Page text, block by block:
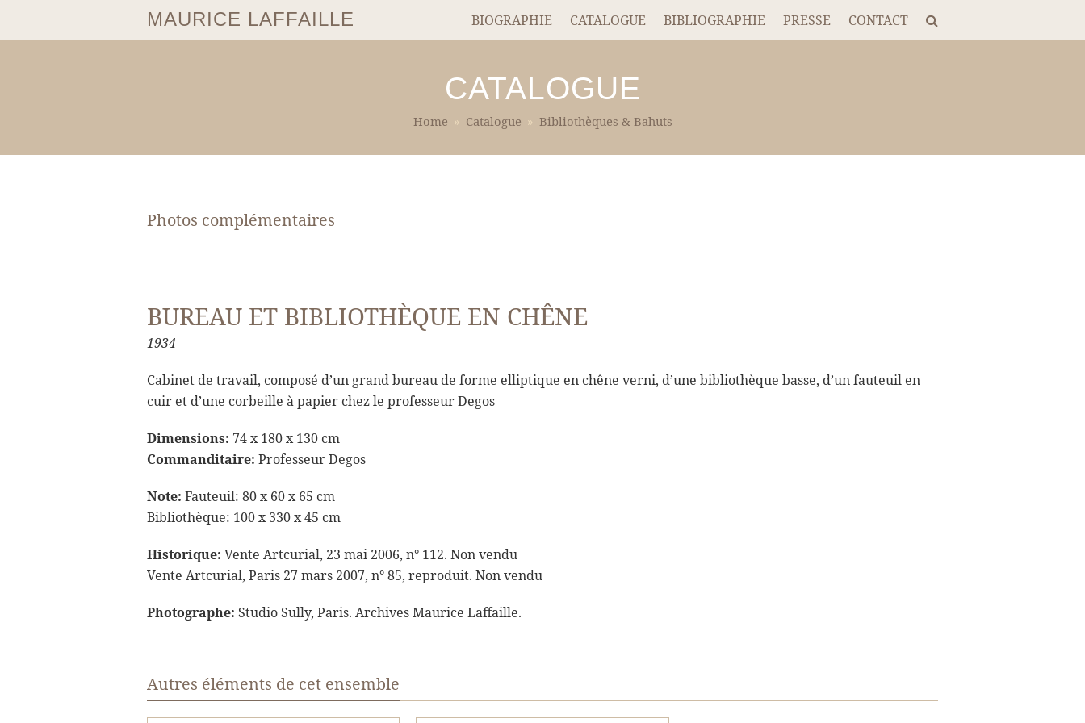
MAURICE LAFFAILLE BIOGRAPHIE CATALOGUE BIBLIOGRAPHIE PRESSE CONTACT
CATALOGUE
Home » Catalogue » Bibliothèques & Bahuts
Photos complémentaires
BUREAU ET BIBLIOTHÈQUE EN CHÊNE
1934
Cabinet de travail, composé d’un grand bureau de forme elliptique en chêne verni, d’une bibliothèque basse, d’un fauteuil en
cuir et d’une corbeille à papier chez le professeur Degos
Dimensions: 74 x 180 x 130 cm
Commanditaire: Professeur Degos
Note: Fauteuil: 80 x 60 x 65 cm
Bibliothèque: 100 x 330 x 45 cm
Historique: Vente Artcurial, 23 mai 2006, n° 112. Non vendu
Vente Artcurial, Paris 27 mars 2007, n° 85, reproduit. Non vendu
Photographe: Studio Sully, Paris. Archives Maurice Laffaille.
Autres éléments de cet ensemble